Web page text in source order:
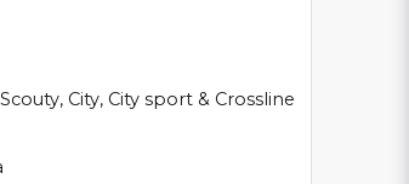
City, City sport & Crossline